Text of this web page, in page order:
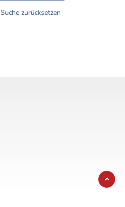
Suche zurücksetzen